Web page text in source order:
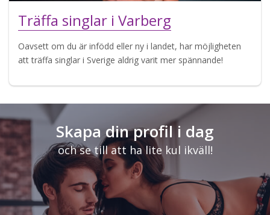
Träffa singlar i Varberg
Oavsett om du är infödd eller ny i landet, har möjligheten
att träffa singlar i Sverige aldrig varit mer spännande!
Skapa din profil i dag
och se till att ha lite kul ikväll!